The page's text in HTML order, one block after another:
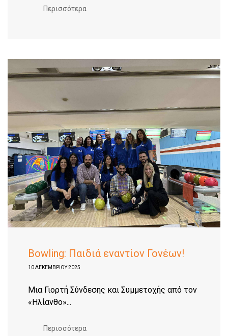
Περισσότερα
Bowling: Παιδιά εναντίον Γονέων!
10 ΔΕΚΕΜΒΡΊΟΥ 2025
Μια Γιορτή Σύνδεσης και Συμμετοχής από τον
«Ηλίανθο»...
Περισσότερα